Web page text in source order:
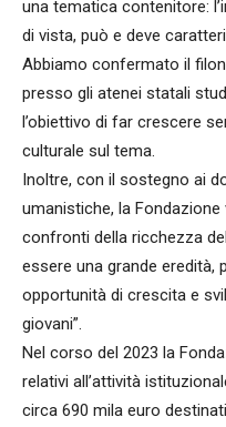
una tematica contenitore:
di vista, può e deve
Abbiamo confermato il
presso gli atenei statali
l’obiettivo di far crescere
culturale sul tema.
Inoltre, con il sostegno ai
umanistiche, la
confronti della ricchezza
essere una grande eredità,
opportunità di crescita e
giovani”.
Nel corso del 2023 la
relativi all’attività
circa 690 mila euro